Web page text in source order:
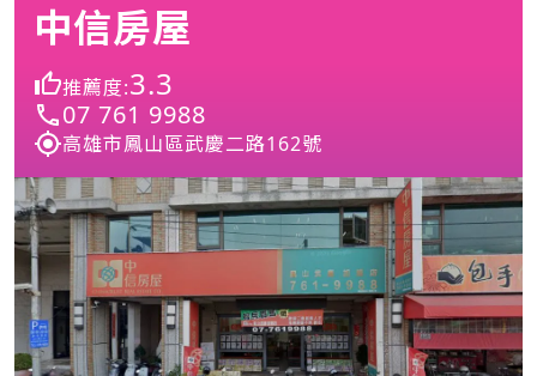
中信房屋
推薦度:3.3
07 761 9988
高雄市鳳山區武慶二路162號